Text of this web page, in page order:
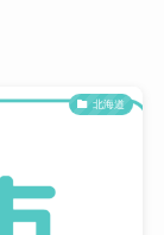
北海道